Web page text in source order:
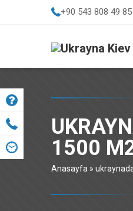
+90 543 808 49 85
1500
Anasayfa »